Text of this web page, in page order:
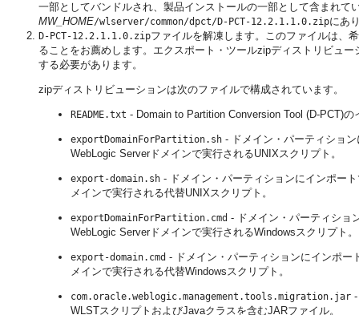
一部としてバンドルされ、製品インストールの一部として含まれ
MW_HOME/wlserver/common/dpct/D-PCT-12.2.1.1.0.zipにあ
D-PCT-12.2.1.1.0.zipファイルを解凍します。このファイルは、
ることをお薦めします。エクスポート・ツールzipディストリビュ
する必要があります。
zipディストリビューションは次のファイルで構成されています。
README.txt - Domain to Partition Conversion Tool (D-PCT)
exportDomainForPartition.sh - ドメイン・パーティショ
WebLogic Serverドメインで実行されるUNIXスクリプト。
export-domain.sh - ドメイン・パーティションにインポー
メインで実行される代替UNIXスクリプト。
exportDomainForPartition.cmd - ドメイン・パーティショ
WebLogic Serverドメインで実行されるWindowsスクリプト。
export-domain.cmd - ドメイン・パーティションにインポー
メインで実行される代替Windowsスクリプト。
com.oracle.weblogic.management.tools.migration.jar
WLSTスクリプトおよびJavaクラスを含むJARファイル。